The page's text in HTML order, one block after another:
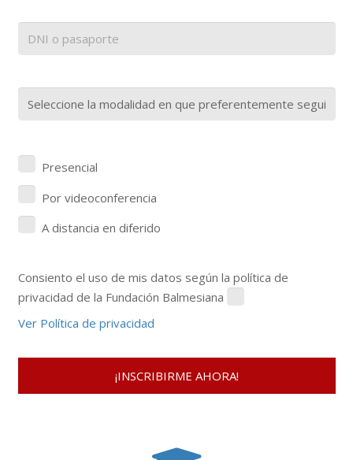
Presencial
Por videoconferencia
A distancia en diferido
Consiento el uso de mis datos según la política de
privacidad de la Fundación Balmesiana
Ver Política de privacidad